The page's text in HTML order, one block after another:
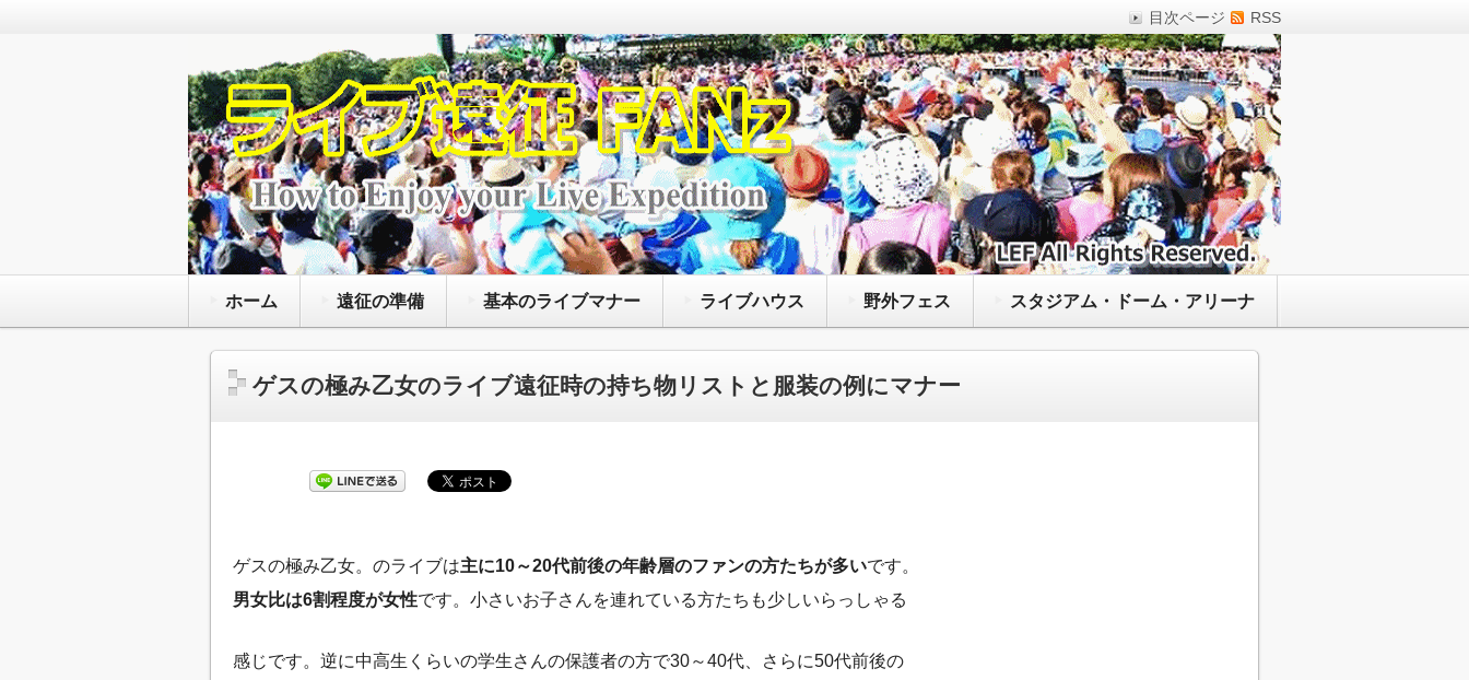
RSS
目次ページ
ライブ遠征 FANz
通年で国内外のライブ会場で様々なアーティストによって開催されているコンサート
を観る為にライヴの遠征旅行をしたいファンズに向けて、主に持ち物や荷物の注意点
と服装にマナー等の準備の方法と、聖地巡礼に役立つ情報等を紹介するサイトです
ホーム 遠征の準備 基本のライブマナー ライブハウス 野外フェス スタジアム・ドーム・アリーナ
ゲスの極み乙女のライブ遠征時の持ち物リストと服装の例にマナー
ゲスの極み乙女。のライブは主に10～20代前後の年齢層のファンの方たちが多いです。
男女比は6割程度が女性です。小さいお子さんを連れている方たちも少しいらっしゃる
感じです。逆に中高生くらいの学生さんの保護者の方で30～40代、さらに50代前後の